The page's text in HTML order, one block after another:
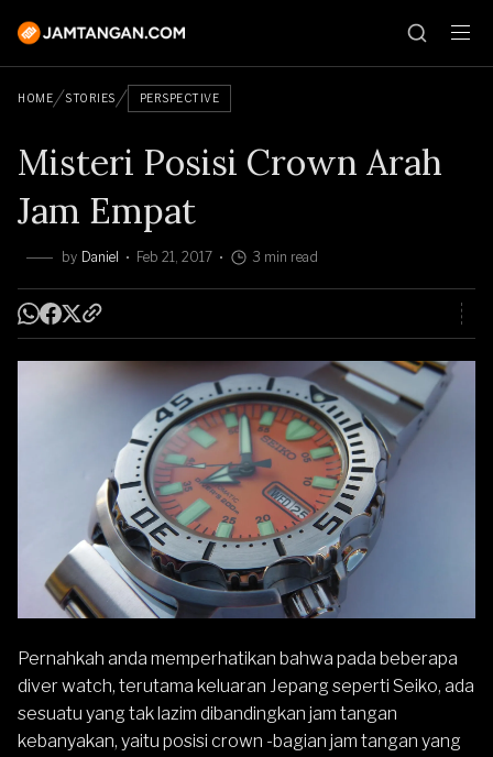
HOME STORIES PERSPECTIVE
Misteri Posisi Crown Arah
Jam Empat
by Daniel Feb 21, 2017 3 min read
Pernahkah anda memperhatikan bahwa pada beberapa
diver watch, terutama keluaran Jepang seperti Seiko, ada
sesuatu yang tak lazim dibandingkan jam tangan
kebanyakan, yaitu posisi crown -bagian jam tangan yang